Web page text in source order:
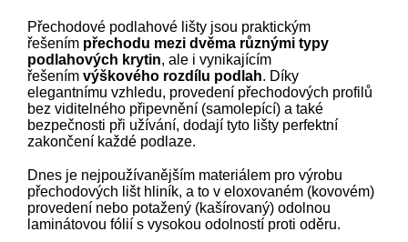
Přechodové podlahové lišty jsou praktickým
řešením přechodu mezi dvěma různými typy
podlahových krytin, ale i vynikajícím
řešením výškového rozdílu podlah. Díky
elegantnímu vzhledu, provedení přechodových profilů
bez viditelného připevnění (samolepící) a také
bezpečnosti při užívání, dodají tyto lišty perfektní
zakončení každé podlaze.
Dnes je nejpoužívanějším materiálem pro výrobu
přechodových lišt hliník, a to v eloxovaném (kovovém)
provedení nebo potažený (kašírovaný) odolnou
laminátovou fólií s vysokou odolností proti oděru.